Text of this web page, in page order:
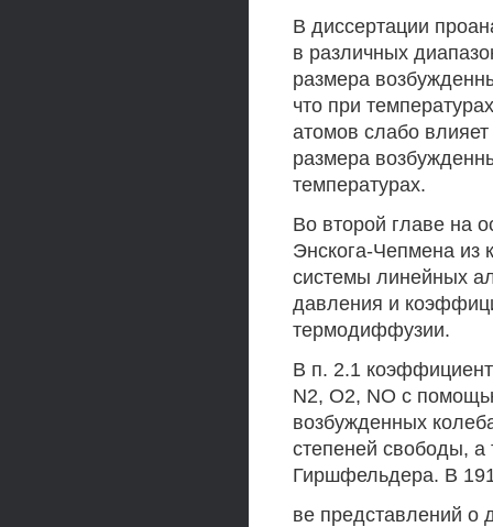
В диссертации
в различных
размера
что при
атомов слабо
размера
температурах.
Во второй главе на
Энскога-Чепмена из
системы линейных
давления и
термодиффузии.
В п. 2.1
N2, О2, NO с
возбужденных
степеней свободы,
Гиршфельдера. В
ве представлений о